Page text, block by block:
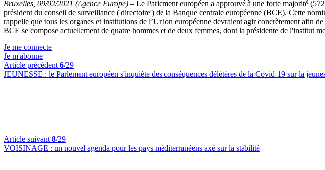
Bruxelles, 09/02/2021 (Agence Europe) – Le Parlement européen a approuvé à une forte majorité
président du conseil de surveillance ('directoire') de la Banque centrale européenne (BCE). Cette
rappelle que tous les organes et institutions de l’Union européenne devraient agir concrètement afin
BCE se compose actuellement de quatre hommes et de deux femmes, dont la présidente de l'institut
Je me connecte
Je m'abonne
Article précédent 6/29
JEUNESSE : le Parlement européen s'inquiète des conséquences délétères de la Covid-19 sur la
Article suivant 8/29
VOISINAGE : un nouvel agenda pour les pays méditerranéens axé sur la stabilité